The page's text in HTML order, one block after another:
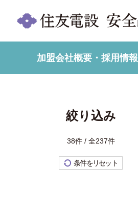
加盟会社概要・採用情報
絞り込み
38件 / 全237件
条件をリセット